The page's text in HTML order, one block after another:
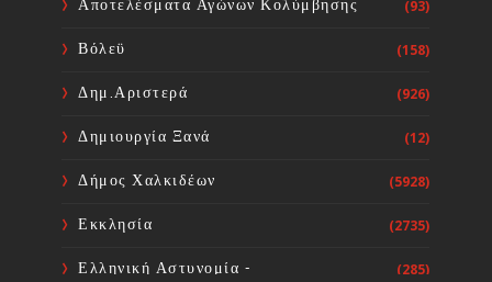
Προσκύνημα του Οσίου Ιωάννου
Αποτελέσματα Αγώνων Κολύμβησης (93)
Βόλεϋ (158)
Δημ.Αριστερά (926)
Δημιουργία Ξανά (12)
Δήμος Χαλκιδέων (5928)
Εκκλησία (2735)
Ελληνική Αστυνομία -
(285)